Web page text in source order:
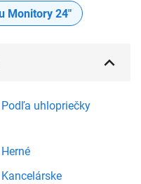
Monitory 24"
Podľa uhlopriečky
Herné
Kancelárske